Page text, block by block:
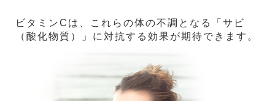
ビタミンCは、これらの体の不調となる「サビ
（酸化物質）」に対抗する効果が期待できます。